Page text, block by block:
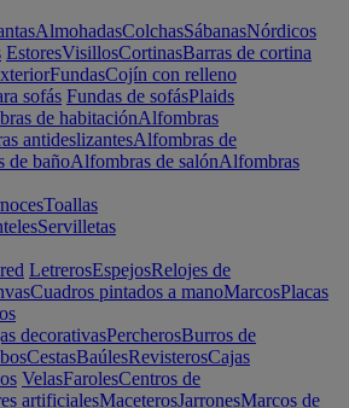
AlmohadasColchasSábanasNórdicos
EstoresVisillosCortinasBarras de cortina
FundasCojín con relleno
sofás Fundas de sofásPlaids
de habitaciónAlfombras
antideslizantesAlfombras de
de bañoAlfombras de salónAlfombras
Toallas
Servilletas
LetrerosEspejosRelojes de
Cuadros pintados a manoMarcosPlacas
decorativasPercherosBurros de
CestasBaúlesRevisterosCajas
VelasFarolesCentros de
artificialesMaceterosJarronesMarcos de